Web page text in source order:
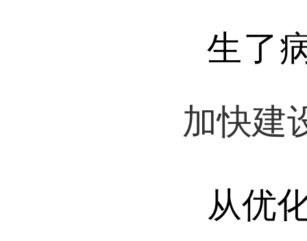
生了
加快建
从优